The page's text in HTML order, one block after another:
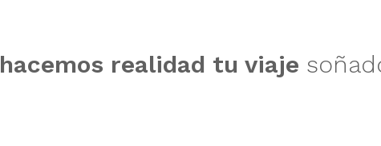
hacemos realidad tu viaje